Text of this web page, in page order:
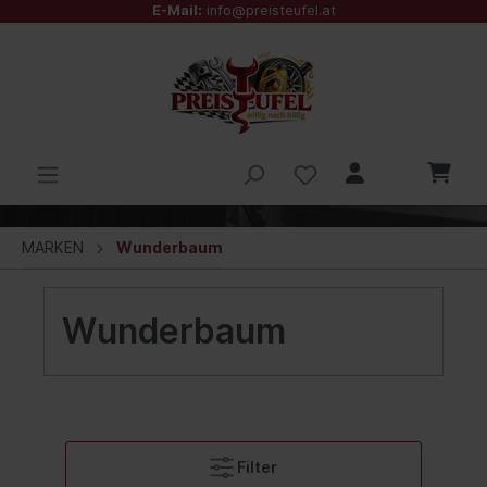
E-Mail: info@preisteufel.at
MARKEN Wunderbaum
Wunderbaum
Filter